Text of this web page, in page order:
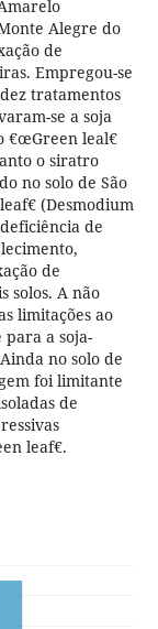
Alegre do
de
Empregou-se
tratamentos
se a soja
€œGreen leal€
o siratro
no solo de São
(Desmodium
de
de
solos. A não
limitações ao
para a soja-
no solo de
foi limitante
de
leaf€.